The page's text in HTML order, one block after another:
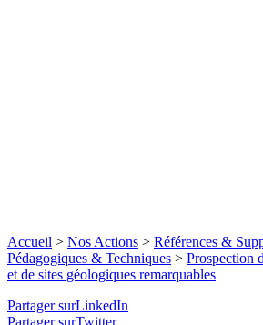
Accueil > Nos Actions > Références &
Pédagogiques & Techniques > Prospection
et de sites géologiques remarquables
Partager surLinkedIn
Partager surTwitter